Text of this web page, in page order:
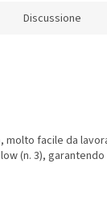
Discussione
molto facile da
(n. 3), garantendo